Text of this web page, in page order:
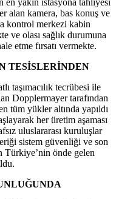
yakın istasyona tahliyesi
alan kamera, bas konuş ve
kontrol merkezi kabin
ve olası sağlık durumuna
etme fırsatı vermekte.
TESİSLERİNDEN
taşımacılık tecrübesi ile
Dopplermayer tarafından
tüm yükler altında yapıldı
her üretim aşaması
uluslararası kuruluşlar
sistem güvenliği ve son
Türkiye’nin önde gelen